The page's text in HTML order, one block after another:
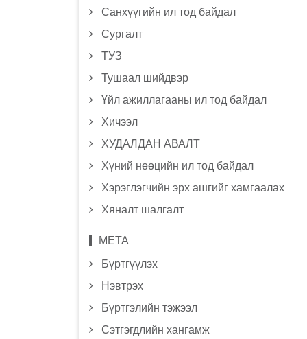
Санхүүгийн ил тод байдал
Сургалт
ТУЗ
Тушаал шийдвэр
Үйл ажиллагааны ил тод байдал
Хичээл
ХУДАЛДАН АВАЛТ
Хүний нөөцийн ил тод байдал
Хэрэглэгчийн эрх ашгийг хамгаалах
Хяналт шалгалт
МЕТА
Бүртгүүлэх
Нэвтрэх
Бүртгэлийн тэжээл
Сэтгэгдлийн хангамж